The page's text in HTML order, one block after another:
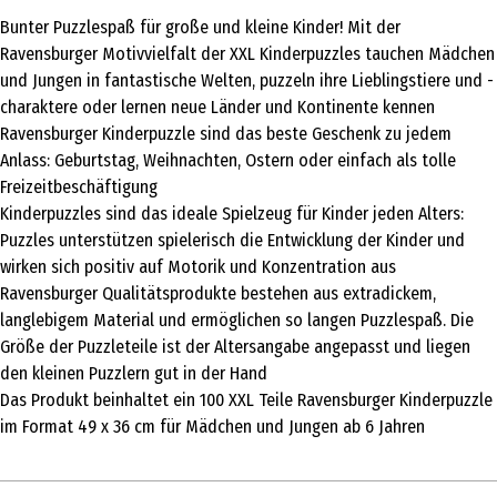
Bunter Puzzlespaß für große und kleine Kinder! Mit der
Ravensburger Motivvielfalt der XXL Kinderpuzzles tauchen Mädchen
und Jungen in fantastische Welten, puzzeln ihre Lieblingstiere und -
charaktere oder lernen neue Länder und Kontinente kennen
Ravensburger Kinderpuzzle sind das beste Geschenk zu jedem
Anlass: Geburtstag, Weihnachten, Ostern oder einfach als tolle
Freizeitbeschäftigung
Kinderpuzzles sind das ideale Spielzeug für Kinder jeden Alters:
Puzzles unterstützen spielerisch die Entwicklung der Kinder und
wirken sich positiv auf Motorik und Konzentration aus
Ravensburger Qualitätsprodukte bestehen aus extradickem,
langlebigem Material und ermöglichen so langen Puzzlespaß. Die
Größe der Puzzleteile ist der Altersangabe angepasst und liegen
den kleinen Puzzlern gut in der Hand
Das Produkt beinhaltet ein 100 XXL Teile Ravensburger Kinderpuzzle
im Format 49 x 36 cm für Mädchen und Jungen ab 6 Jahren